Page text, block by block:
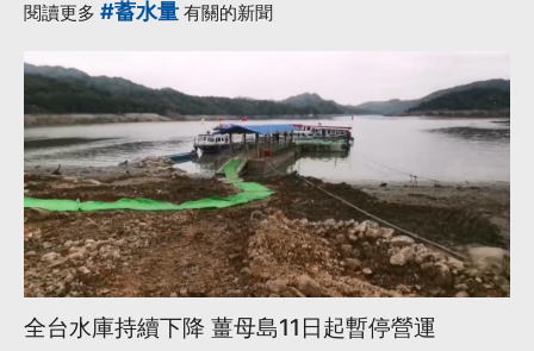
閱讀更多 #蓄水量 有關的新聞
全台水庫持續下降 薑母島11日起暫停營運